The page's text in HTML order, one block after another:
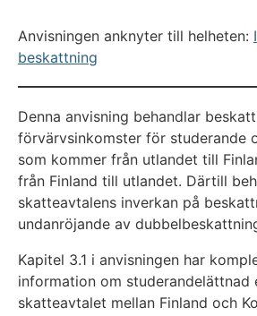
Anvisningen anknyter till helheten:
beskattning
Denna anvisning behandlar
förvärvsinkomster för studerande
som kommer från utlandet till
från Finland till utlandet. Därtill
skatteavtalens inverkan på
undanröjande av
Kapitel 3.1 i anvisningen har
information om studerandelättnad
skatteavtalet mellan Finland och